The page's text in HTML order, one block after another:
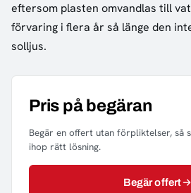
eftersom plasten omvandlas till
förvaring i flera år så länge den
solljus.
Pris på begäran
Begär en offert utan förpliktelser, så
ihop rätt lösning.
Begär offert